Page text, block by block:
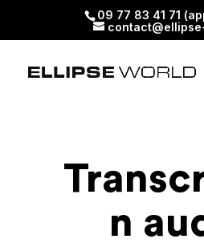
09 77 83 41 71
n